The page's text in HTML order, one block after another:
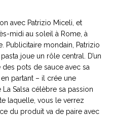
avec Patrizio Miceli, et
midi au soleil à Rome, à
Publicitaire mondain, Patrizio
joue un rôle central. D’un
pots de sauce avec sa
partant – il crée une
Salsa célèbre sa passion
laquelle, vous le verrez
du produit va de paire avec